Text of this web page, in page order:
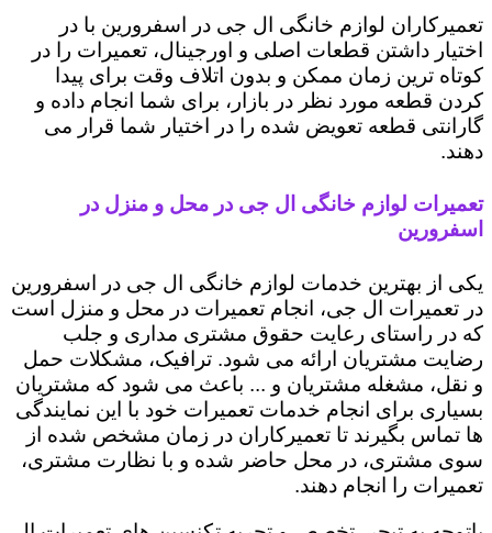
تعمیرکاران لوازم خانگی ال جی در اسفرورین با در
اختیار داشتن قطعات اصلی و اورجینال، تعمیرات را در
کوتاه ترین زمان ممکن و بدون اتلاف وقت برای پیدا
کردن قطعه مورد نظر در بازار، برای شما انجام داده و
گارانتی قطعه تعویض شده را در اختیار شما قرار می
دهند.
تعمیرات لوازم خانگی ال جی در محل و منزل در
اسفرورین
یکی از بهترین خدمات لوازم خانگی ال جی در اسفرورین
در تعمیرات ال جی، انجام تعمیرات در محل و منزل است
که در راستای رعایت حقوق مشتری مداری و جلب
رضایت مشتریان ارائه می شود. ترافیک، مشکلات حمل
و نقل، مشغله مشتریان و ... باعث می شود که مشتریان
بسیاری برای انجام خدمات تعمیرات خود با این نمایندگی
ها تماس بگیرند تا تعمیرکاران در زمان مشخص شده از
سوی مشتری، در محل حاضر شده و با نظارت مشتری،
تعمیرات را انجام دهند.